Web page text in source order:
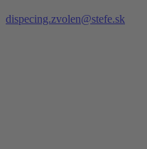
dispecing.zvolen@stefe.sk